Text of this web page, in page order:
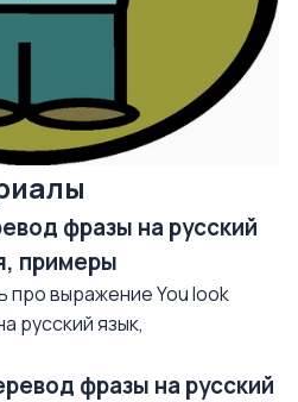
фразы на русский
примеры
про выражение You look
русский язык,
фразы на русский